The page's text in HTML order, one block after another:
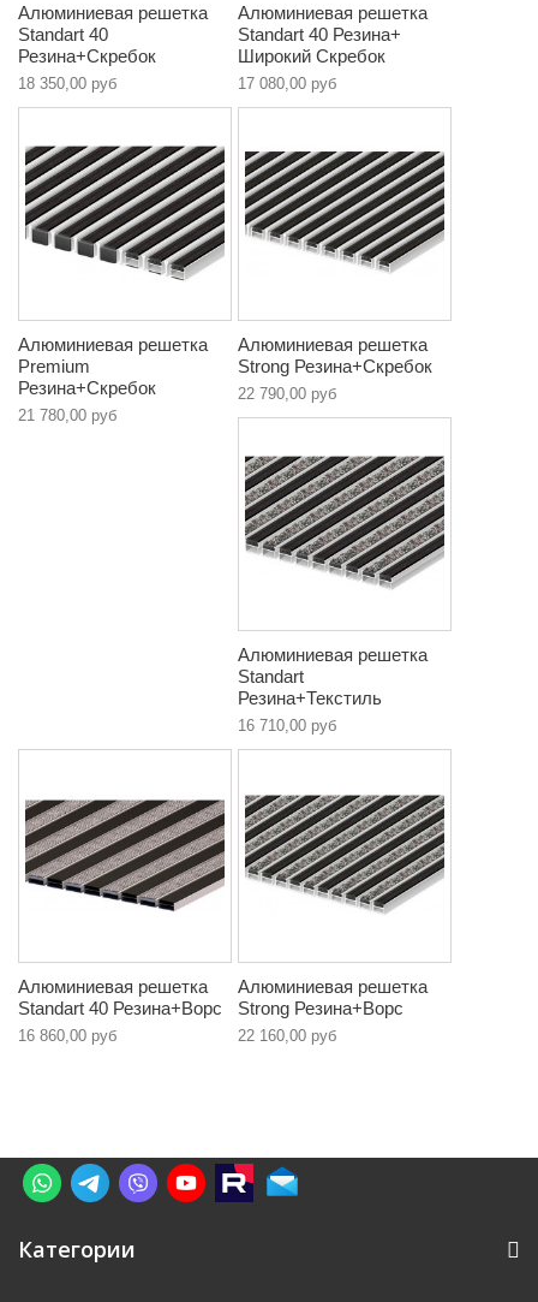
Алюминиевая решетка
Standart 40
Резина+Скребок
18 350,00 руб
Алюминиевая решетка
Standart 40 Резина+
Широкий Скребок
17 080,00 руб
Алюминиевая решетка
Premium
Резина+Скребок
21 780,00 руб
Алюминиевая решетка
Strong Резина+Скребок
22 790,00 руб
Алюминиевая решетка
Standart
Резина+Текстиль
16 710,00 руб
Алюминиевая решетка
Standart 40 Резина+Ворс
16 860,00 руб
Алюминиевая решетка
Strong Резина+Ворс
22 160,00 руб
Категории